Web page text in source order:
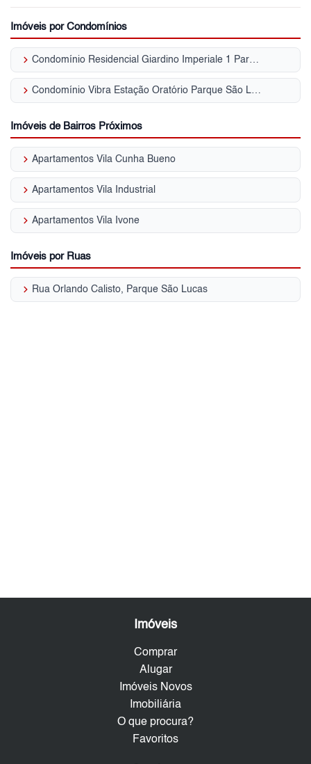
Imóveis por Condomínios
keyboard_arrow_right Condomínio Residencial Giardino Imperiale 1 Parque São Lucas
keyboard_arrow_right Condomínio Vibra Estação Oratório Parque São Lucas
Imóveis de Bairros Próximos
keyboard_arrow_right Apartamentos Vila Cunha Bueno
keyboard_arrow_right Apartamentos Vila Industrial
keyboard_arrow_right Apartamentos Vila Ivone
Imóveis por Ruas
keyboard_arrow_right Rua Orlando Calisto, Parque São Lucas
Imóveis
Comprar
Alugar
Imóveis Novos
Imobiliária
O que procura?
Favoritos